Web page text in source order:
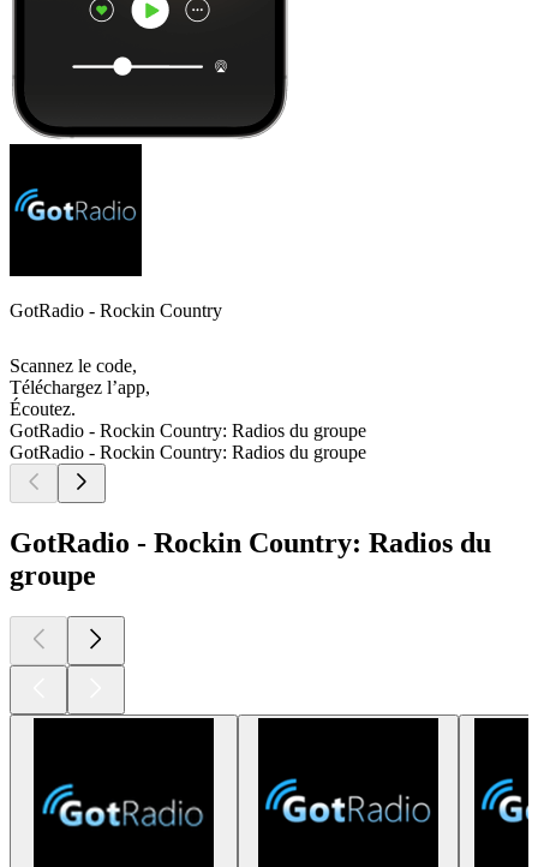
GotRadio - Rockin Country
Scannez le code,
Téléchargez l’app,
Écoutez.
GotRadio - Rockin Country: Radios du groupe
GotRadio - Rockin Country: Radios du groupe
GotRadio - Rockin Country: Radios du
groupe